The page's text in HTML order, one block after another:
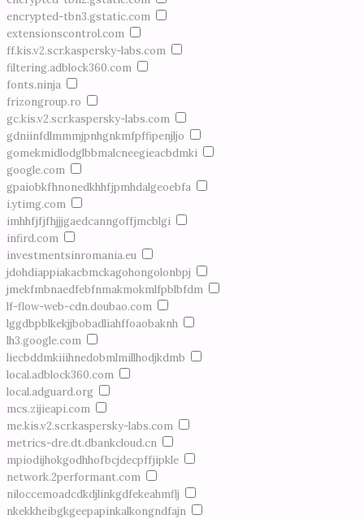
encrypted-tbn3.gstatic.com
extensionscontrol.com
ff.kis.v2.scr.kaspersky-labs.com
filtering.adblock360.com
fonts.ninja
frizongroup.ro
gc.kis.v2.scr.kaspersky-labs.com
gdniinfdlmmmjpnhgnkmfpffipenjljo
gomekmidlodglbbmalcneegieacbdmki
google.com
gpaiobkfhnonedkhhfjpmhdalgeoebfa
i.ytimg.com
imhhfjfjfhjjjgaedcanngoffjmcblgi
infird.com
investmentsinromania.eu
jdohdiappiakacbmckagohongolonbpj
jmekfmbnaedfebfnmakmokmlfpblbfdm
lf-flow-web-cdn.doubao.com
lggdbpblkekjjbobadliahffoaobaknh
lh3.google.com
liecbddmkiiihnedobmlmillhodjkdmb
local.adblock360.com
local.adguard.org
mcs.zijieapi.com
me.kis.v2.scr.kaspersky-labs.com
metrics-dre.dt.dbankcloud.cn
mpiodijhokgodhhofbcjdecpffjipkle
network.2performant.com
niloccemoadcdkdjlinkgdfekeahmflj
nkekkheibgkgeepapinkalkongndfajn